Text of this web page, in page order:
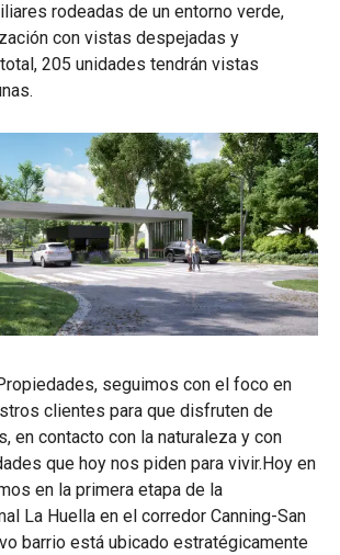
rodeadas de un entorno verde,
con vistas despejadas y
205 unidades tendrán vistas
seguimos con el foco en
clientes para que disfruten de
en contacto con la naturaleza y con
que hoy nos piden para vivir.Hoy en
en la primera etapa de la
La Huella en el corredor Canning-San
barrio está ubicado estratégicamente